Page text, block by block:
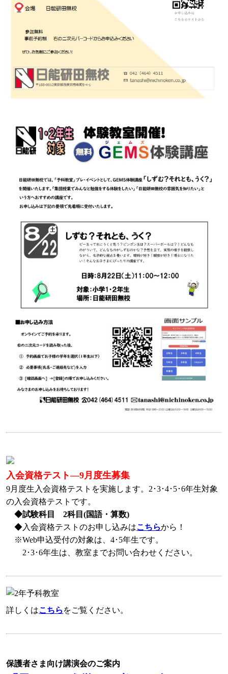
入会資格テスト―9月度生募集
9月度生入会資格テストを実施します。2･3･4･5･6年生対象
の入会資格テストです。
◆試験科目 2科目(国語・算数)
◆入会資格テストのお申し込みはこちらから！
※Web申込受付の対象は、4･5年生です。
2･3･6年生は、教室までお問い合わせください。
詳しくはこちら をご覧ください。
保護者さま向け講演会のご案内